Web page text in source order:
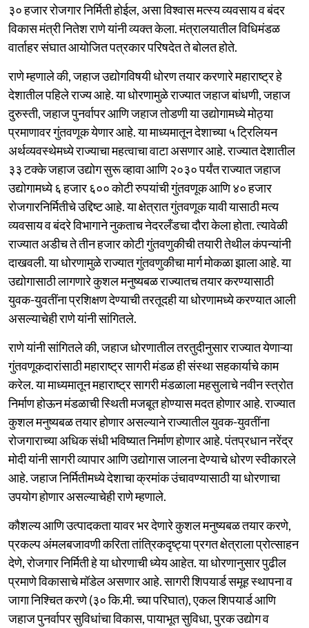
३० हजार रोजगार निर्मिती होईल, असा विश्वास मत्स्य व्यवसाय व बंदर
विकास मंत्री नितेश राणे यांनी व्यक्त केला. मंत्रालयातील विधिमंडळ
वार्ताहर संघात आयोजित पत्रकार परिषदेत ते बोलत होते.
राणे म्हणाले की, जहाज उद्योगविषयी धोरण तयार करणारे महाराष्ट्र हे
देशातील पहिले राज्य आहे. या धोरणामुळे राज्यात जहाज बांधणी, जहाज
दुरुस्ती, जहाज पुनर्वापर आणि जहाज तोडणी या उद्योगामध्ये मोठ्या
प्रमाणावर गुंतवणूक येणार आहे. या माध्यमातून देशाच्या ५ ट्रिलियन
अर्थव्यवस्थेमध्ये राज्याचा महत्वाचा वाटा असणार आहे. राज्यात देशातील
३३ टक्के जहाज उद्योग सुरू व्हावा आणि २०३० पर्यंत राज्यात जहाज
उद्योगामध्ये ६ हजार ६०० कोटी रुपयांची गुंतवणूक आणि ४० हजार
रोजगारनिर्मितीचे उद्दिष्ट आहे. या क्षेत्रात गुंतवणूक यावी यासाठी मत्य
व्यवसाय व बंदरे विभागाने नुकताच नेदरलँडचा दौरा केला होता. त्यावेळी
राज्यात अडीच ते तीन हजार कोटी गुंतवणुकीची तयारी तेथील कंपन्यांनी
दाखवली. या धोरणामुळे राज्यात गुंतवणुकीचा मार्ग मोकळा झाला आहे. या
उद्योगासाठी लागणारे कुशल मनुष्यबळ राज्यातच तयार करण्यासाठी
युवक-युवतींना प्रशिक्षण देण्याची तरतूदही या धोरणामध्ये करण्यात आली
असल्याचेही राणे यांनी सांगितले.
राणे यांनी सांगितले की, जहाज धोरणातील तरतुदीनुसार राज्यात येणाऱ्या
गुंतवणूकदारांसाठी महाराष्ट्र सागरी मंडळ ही संस्था सहकार्याचे काम
करेल. या माध्यमातून महाराष्ट्र सागरी मंडळाला महसुलाचे नवीन स्त्रोत
निर्माण होऊन मंडळाची स्थिती मजबूत होण्यास मदत होणार आहे. राज्यात
कुशल मनुष्यबळ तयार होणार असल्याने राज्यातील युवक-युवतींना
रोजगाराच्या अधिक संधी भविष्यात निर्माण होणार आहे. पंतप्रधान नरेंद्र
मोदी यांनी सागरी व्यापार आणि उद्योगास जालना देण्याचे धोरण स्वीकारले
आहे. जहाज निर्मितीमध्ये देशाचा क्रमांक उंचावण्यासाठी या धोरणाचा
उपयोग होणार असल्याचेही राणे म्हणाले.
कौशल्य आणि उत्पादकता यावर भर देणारे कुशल मनुष्यबळ तयार करणे,
प्रकल्प अंमलबजावणी करिता तांत्रिकदृष्ट्या प्रगत क्षेत्राला प्रोत्साहन
देणे, रोजगार निर्मिती हे या धोरणाची ध्येय आहेत. या धोरणानुसार पुढील
प्रमाणे विकासाचे मॉडेल असणार आहे. सागरी शिपयार्ड समूह स्थापना व
जागा निश्चित करणे (३० कि.मी. च्या परिघात), एकल शिपयार्ड आणि
जहाज पुनर्वापर सुविधांचा विकास, पायाभूत सुविधा, पुरक उद्योग व